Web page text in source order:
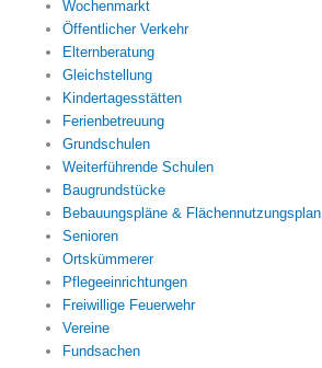
Wochenmarkt
Öffentlicher Verkehr
Elternberatung
Gleichstellung
Kindertagesstätten
Ferienbetreuung
Grundschulen
Weiterführende Schulen
Baugrundstücke
Bebauungspläne & Flächennutzungsplan
Senioren
Ortskümmerer
Pflegeeinrichtungen
Freiwillige Feuerwehr
Vereine
Fundsachen